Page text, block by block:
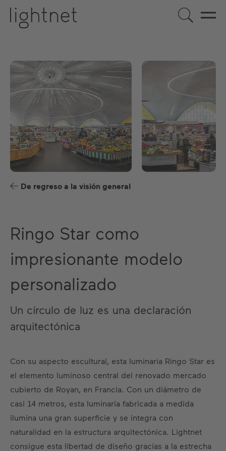
ES DE EN US FR
De regreso a la visión general
Ringo Star como
impresionante modelo
personalizado
Un círculo de luz es una declaración
arquitectónica
Con su aspecto escultural, esta luminaria Ringo Star es
el elemento luminoso central del renovado mercado
cubierto de Royan, en Francia. Con un diámetro de
casi 14 metros, esta luminaria fabricada a medida
ilumina una gran superficie y se integra con
naturalidad en la estructura arquitectónica. Lightnet
consigue esta libertad de diseño gracias a la estrecha